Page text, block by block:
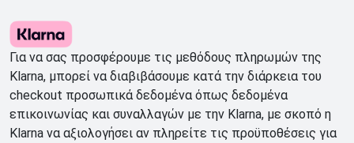
Για να σας προσφέρουμε τις μεθόδους πληρωμών της
Klarna, μπορεί να διαβιβάσουμε κατά την διάρκεια του
checkout προσωπικά δεδομένα όπως δεδομένα
επικοινωνίας και συναλλαγών με την Klarna, με σκοπό η
Klarna να αξιολογήσει αν πληρείτε τις προϋποθέσεις για